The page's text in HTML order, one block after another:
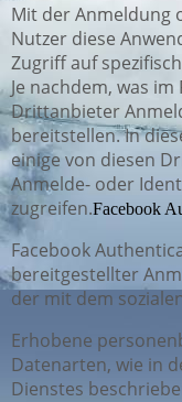
Mit der Anmeldung
Nutzer diese
Zugriff auf
Je nachdem, was
Drittanbieter
bereitstellen. In
einige von diesen
Anmelde- oder
zugreifen.Facebook
Facebook
bereitgestellter
der mit dem
Erhobene
Datenarten, wie in
Dienstes